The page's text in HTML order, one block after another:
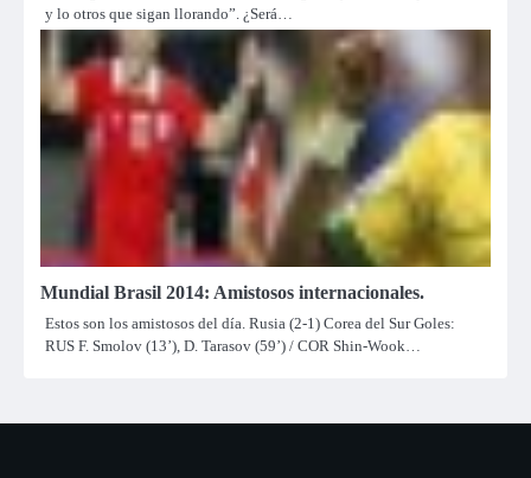
y lo otros que sigan llorando”. ¿Será…
Mundial Brasil 2014: Amistosos internacionales.
Estos son los amistosos del día. Rusia (2-1) Corea del Sur Goles:
RUS F. Smolov (13’), D. Tarasov (59’) / COR Shin-Wook…